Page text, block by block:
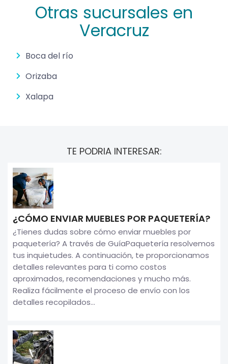
Otras sucursales en
Veracruz
Boca del río
Orizaba
Xalapa
TE PODRIA INTERESAR:
¿CÓMO ENVIAR MUEBLES POR PAQUETERÍA?
¿Tienes dudas sobre cómo enviar muebles por
paquetería? A través de GuíaPaquetería resolvemos
tus inquietudes. A continuación, te proporcionamos
detalles relevantes para ti como costos
aproximados, recomendaciones y mucho más.
Realiza fácilmente el proceso de envío con los
detalles recopilados...